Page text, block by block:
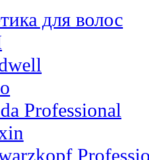
для волос
Professional